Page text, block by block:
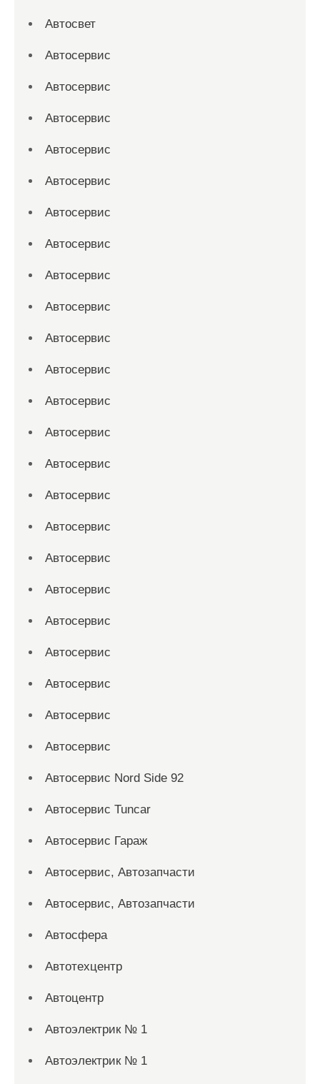
Автосвет
Автосервис
Автосервис
Автосервис
Автосервис
Автосервис
Автосервис
Автосервис
Автосервис
Автосервис
Автосервис
Автосервис
Автосервис
Автосервис
Автосервис
Автосервис
Автосервис
Автосервис
Автосервис
Автосервис
Автосервис
Автосервис
Автосервис
Автосервис
Автосервис Nord Side 92
Автосервис Tuncar
Автосервис Гараж
Автосервис, Автозапчасти
Автосервис, Автозапчасти
Автосфера
Автотехцентр
Автоцентр
Автоэлектрик № 1
Автоэлектрик № 1